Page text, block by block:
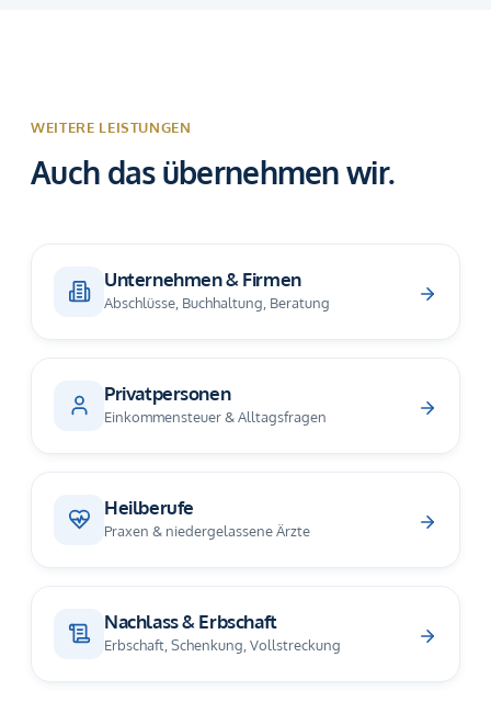
WEITERE LEISTUNGEN
Auch das übernehmen wir.
Unternehmen & Firmen
Abschlüsse, Buchhaltung, Beratung
Privatpersonen
Einkommensteuer & Alltagsfragen
Heilberufe
Praxen & niedergelassene Ärzte
Nachlass & Erbschaft
Erbschaft, Schenkung, Vollstreckung